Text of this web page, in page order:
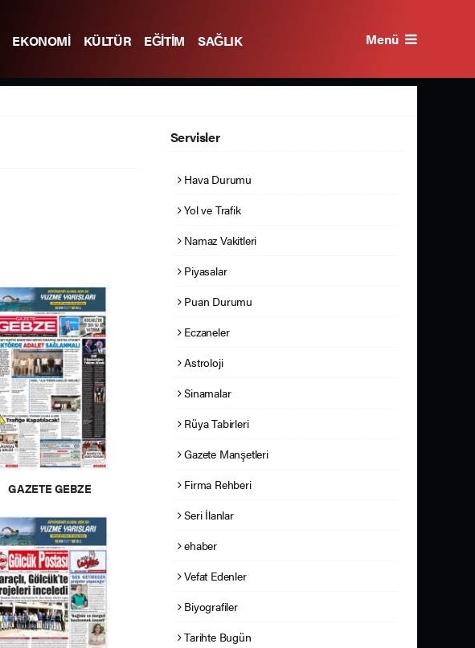
EKONOMİ KÜLTÜR EĞİTİM
SAĞLIK
Menü
GAZETE GEBZE
Servisler
Hava Durumu
Yol ve Trafik
Namaz Vakitleri
Piyasalar
Puan Durumu
Eczaneler
Astroloji
Sinamalar
Rüya Tabirleri
Gazete Manşetleri
Firma Rehberi
Seri İlanlar
ehaber
Vefat Edenler
Biyografiler
Tarihte Bugün